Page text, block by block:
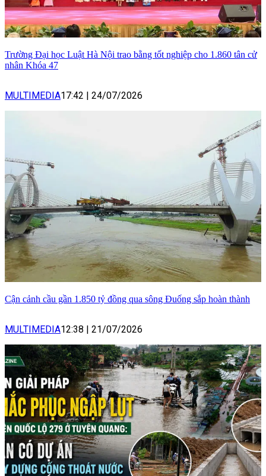
Trường Đại học Luật Hà Nội trao bằng tốt nghiệp cho 1.860 tân cử
nhân Khóa 47
MULTIMEDIA17:42 | 24/07/2026
Cận cảnh cầu gần 1.850 tỷ đồng qua sông Đuống sắp hoàn thành
MULTIMEDIA12:38 | 21/07/2026